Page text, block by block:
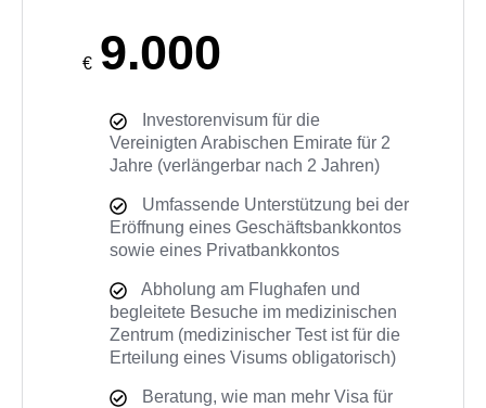
€ 9.000
Investorenvisum für die
Vereinigten Arabischen Emirate für 2
Jahre (verlängerbar nach 2 Jahren)
Umfassende Unterstützung bei der
Eröffnung eines Geschäftsbankkontos
sowie eines Privatbankkontos
Abholung am Flughafen und
begleitete Besuche im medizinischen
Zentrum (medizinischer Test ist für die
Erteilung eines Visums obligatorisch)
Beratung, wie man mehr Visa für